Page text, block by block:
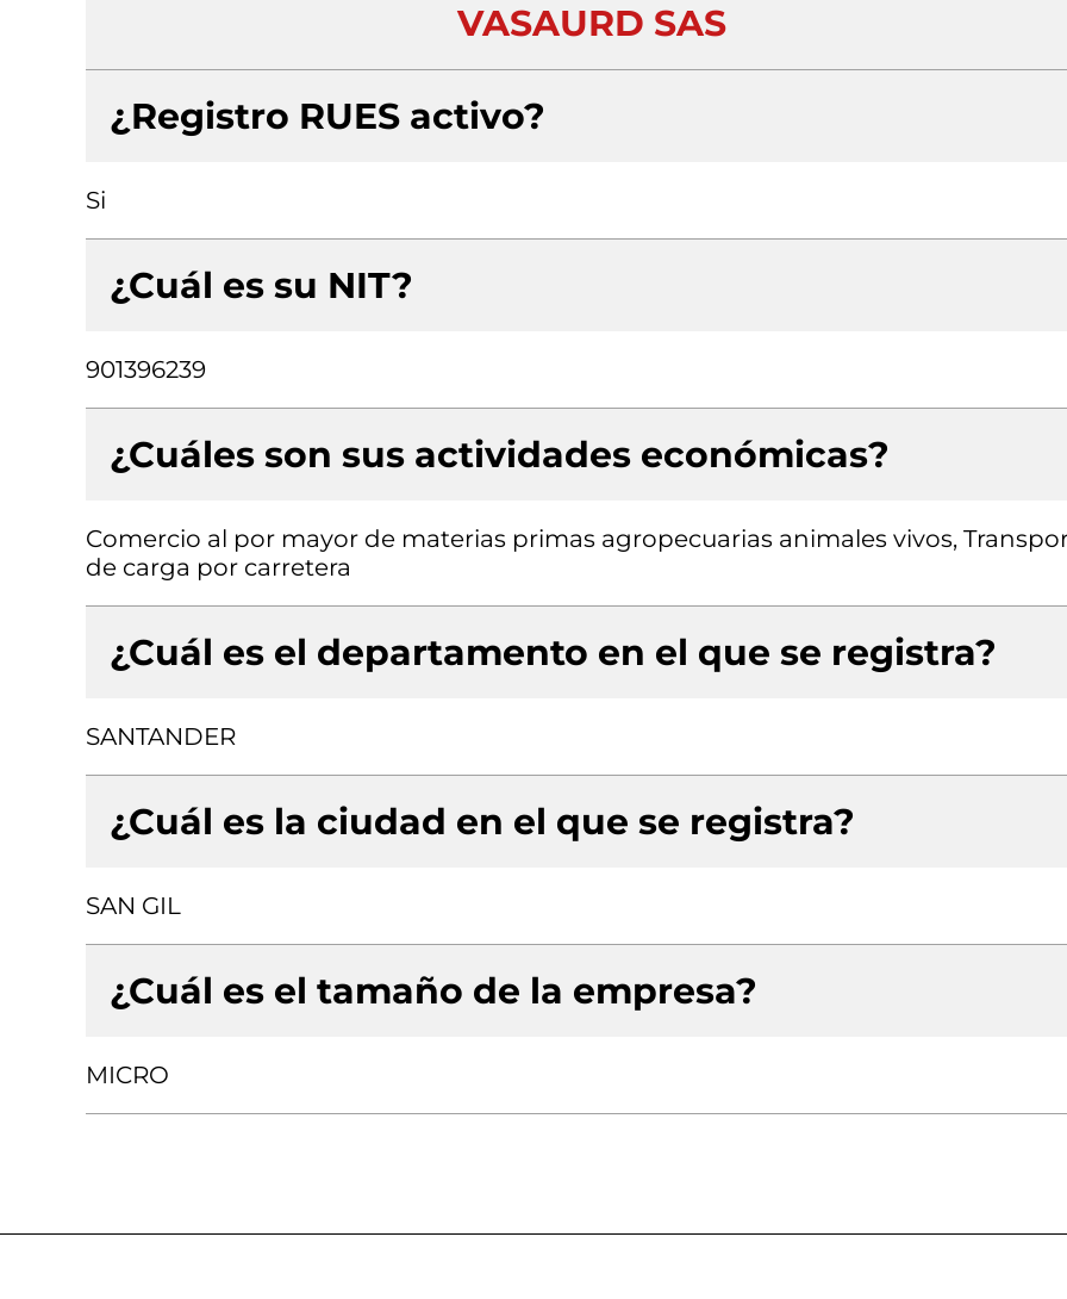
VASAURD SAS
¿Registro RUES activo?
Si
¿Cuál es su NIT?
901396239
¿Cuáles son sus actividades económicas?
Comercio al por mayor de materias primas agropecuarias animales vivos,
de carga por carretera
¿Cuál es el departamento en el que se registra?
SANTANDER
¿Cuál es la ciudad en el que se registra?
SAN GIL
¿Cuál es el tamaño de la empresa?
MICRO